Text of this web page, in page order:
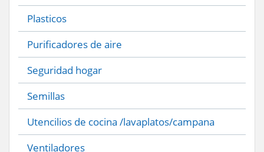
Plasticos
Purificadores de aire
Seguridad hogar
Semillas
Utencilios de cocina /lavaplatos/campana
Ventiladores